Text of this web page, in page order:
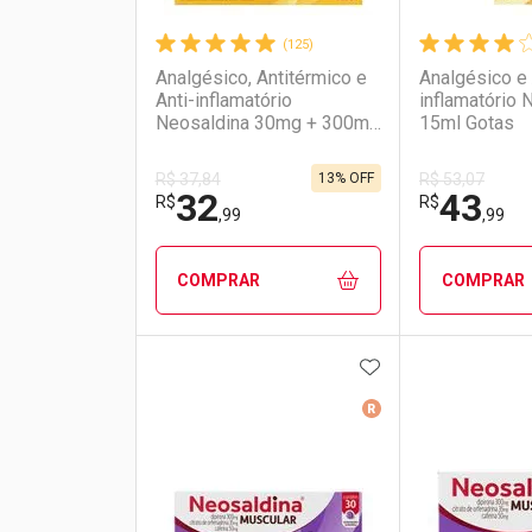
(125)
Analgésico, Antitérmico e
Anti-inflamatório
Neosaldina 30mg + 300mg
R$ 37,84
R$32,99
13% OFF
COMPRAR
Analgésico e
inflamatório
15ml Gotas
R$ 53,07
R$43,99
COMPRAR
Medicamento De
ADICIONAR AOS